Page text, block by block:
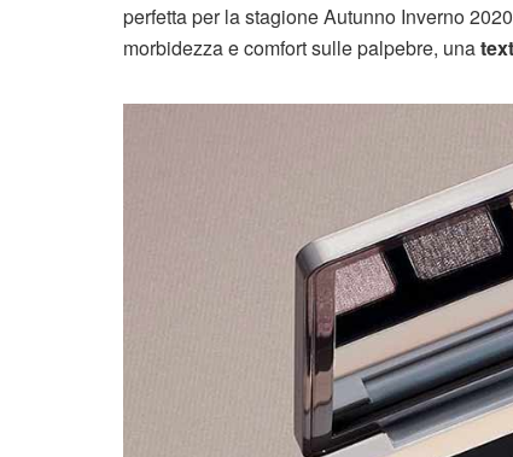
perfetta per la stagione Autunno Inverno
morbidezza e comfort sulle palpebre, una